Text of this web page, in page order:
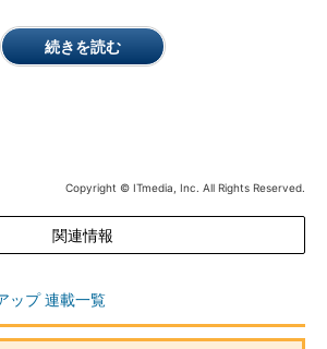
続きを読む
Copyright © ITmedia, Inc. All Rights Reserved.
関連情報
ップ 連載一覧